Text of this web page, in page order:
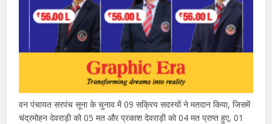
वन पंचायत सरपंच सूना के चुनाव में 09 सक्रिय सदस्यों ने मतदान किया, जिसमें
चंद्रमोहन देवराड़ी को 05 मत और प्रकाश देवराड़ी को 04 मत प्राप्त हुए, 01